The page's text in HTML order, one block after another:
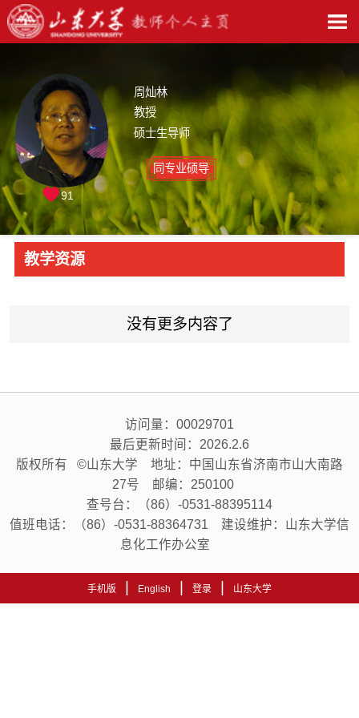
周灿林
教授
硕士生导师
同专业硕导
91
教学资源
没有更多内容了
访问量： 00029701
最后更新时间： 2026.2.6
版权所有 ©山东大学 地址：中国山东省济南市山大南路
27号 邮编：250100
查号台：（86）-0531-88395114
值班电话：（86）-0531-88364731 建设维护：山东大学信
息化工作办公室
手机版 English 登录 山东大学